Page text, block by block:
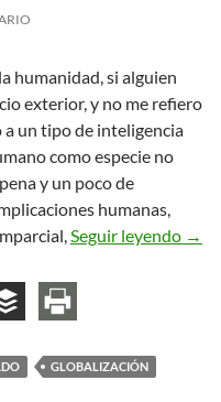
humanidad, si alguien
exterior, y no me refiero
a un tipo de inteligencia
como especie no
y un poco de
humanas,
Seguir leyendo Un
→
GLOBALIZACIÓN